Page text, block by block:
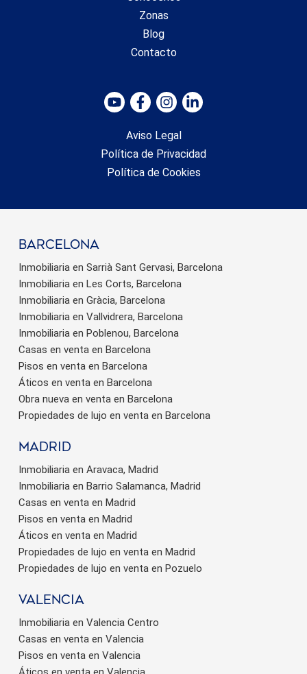
Zonas
Blog
Contacto
Aviso Legal
Política de Privacidad
Política de Cookies
barcelona
Inmobiliaria en Sarrià Sant Gervasi, Barcelona
Inmobiliaria en Les Corts, Barcelona
Inmobiliaria en Gràcia, Barcelona
Inmobiliaria en Vallvidrera, Barcelona
Inmobiliaria en Poblenou, Barcelona
Casas en venta en Barcelona
Pisos en venta en Barcelona
Áticos en venta en Barcelona
Obra nueva en venta en Barcelona
Propiedades de lujo en venta en Barcelona
Madrid
Inmobiliaria en Aravaca, Madrid
Inmobiliaria en Barrio Salamanca, Madrid
Casas en venta en Madrid
Pisos en venta en Madrid
Áticos en venta en Madrid
Propiedades de lujo en venta en Madrid
Propiedades de lujo en venta en Pozuelo
valencia
Inmobiliaria en Valencia Centro
Casas en venta en Valencia
Pisos en venta en Valencia